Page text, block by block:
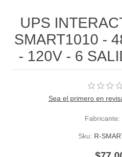
UPS
SMART1010 -
- 120V - 6
Sea el primero en
Fabricante:
Sku: R-